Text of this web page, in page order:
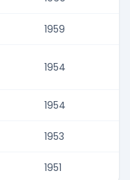
1959
1954
1954
1953
1951